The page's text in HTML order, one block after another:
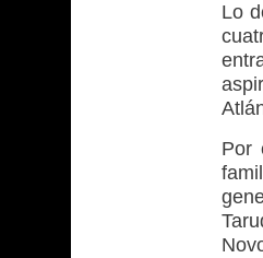
Lo
Por